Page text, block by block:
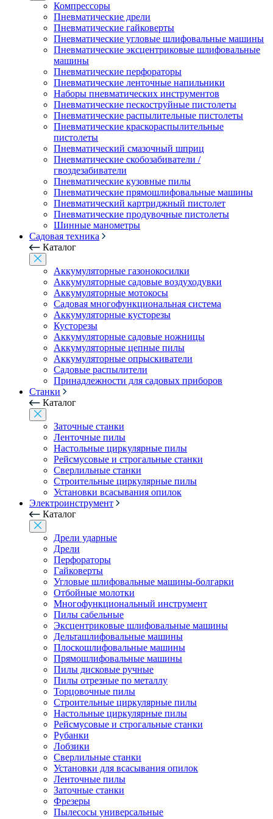
Компрессоры
Пневматические дрели
Пневматические гайковерты
Пневматические угловые шлифовальные машины
Пневматические эксцентриковые шлифовальные
машины
Пневматические перфораторы
Пневматические ленточные напильники
Наборы пневматических инструментов
Пневматические пескоструйные пистолеты
Пневматические распылительные пистолеты
Пневматические краскораспылительные
пистолеты
Пневматический смазочный шприц
Пневматические скобозабиватели /
гвоздезабиватели
Пневматические кузовные пилы
Пневматические прямошлифовальные машины
Пневматический картриджный пистолет
Пневматические продувочные пистолеты
Шинные манометры
Садовая техника
Каталог
Аккумуляторные газонокосилки
Аккумуляторные садовые воздуходувки
Аккумуляторные мотокосы
Садовая многофункциональная система
Аккумуляторные кусторезы
Кусторезы
Аккумуляторные садовые ножницы
Аккумуляторные цепные пилы
Аккумуляторные опрыскиватели
Садовые распылители
Принадлежности для садовых приборов
Станки
Каталог
Заточные станки
Ленточные пилы
Настольные циркулярные пилы
Рейсмусовые и строгальные станки
Сверлильные станки
Строительные циркулярные пилы
Установки всасывания опилок
Электроинструмент
Каталог
Дрели ударные
Дрели
Перфораторы
Гайковерты
Угловые шлифовальные машины-болгарки
Отбойные молотки
Многофункциональный инструмент
Пилы сабельные
Эксцентриковые шлифовальные машины
Дельташлифовальные машины
Плоскошлифовальные машины
Прямошлифовальные машины
Пилы дисковые ручные
Пилы отрезные по металлу
Торцовочные пилы
Строительные циркулярные пилы
Настольные циркулярные пилы
Рейсмусовые и строгальные станки
Рубанки
Лобзики
Сверлильные станки
Установки для всасывания опилок
Ленточные пилы
Заточные станки
Фрезеры
Пылесосы универсальные